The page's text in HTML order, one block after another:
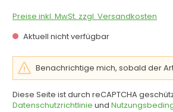
Preise inkl. MwSt. zzgl. Versandkosten
Aktuell nicht verfügbar
Benachrichtige mich, sobald der
Diese Seite ist durch reCAPTCHA
Datenschutzrichtlinie und